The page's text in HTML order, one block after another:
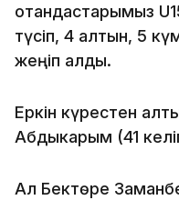
отандастарымыз
түсіп, 4 алтын, 5
жеңіп алды.
Еркін күрестен
Абдыкарым (41
Ал Бектөре